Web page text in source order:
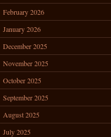
February 2026
January 2026
December 2025
November 2025
October 2025
September 2025
August 2025
July 2025